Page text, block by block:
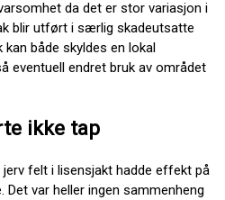
da det er stor variasjon i
blir utført i særlig skadeutsatte
både skyldes en lokal
eventuell endret bruk av området
ikke tap
felt i lisensjakt hadde effekt på
Det var heller ingen sammenheng